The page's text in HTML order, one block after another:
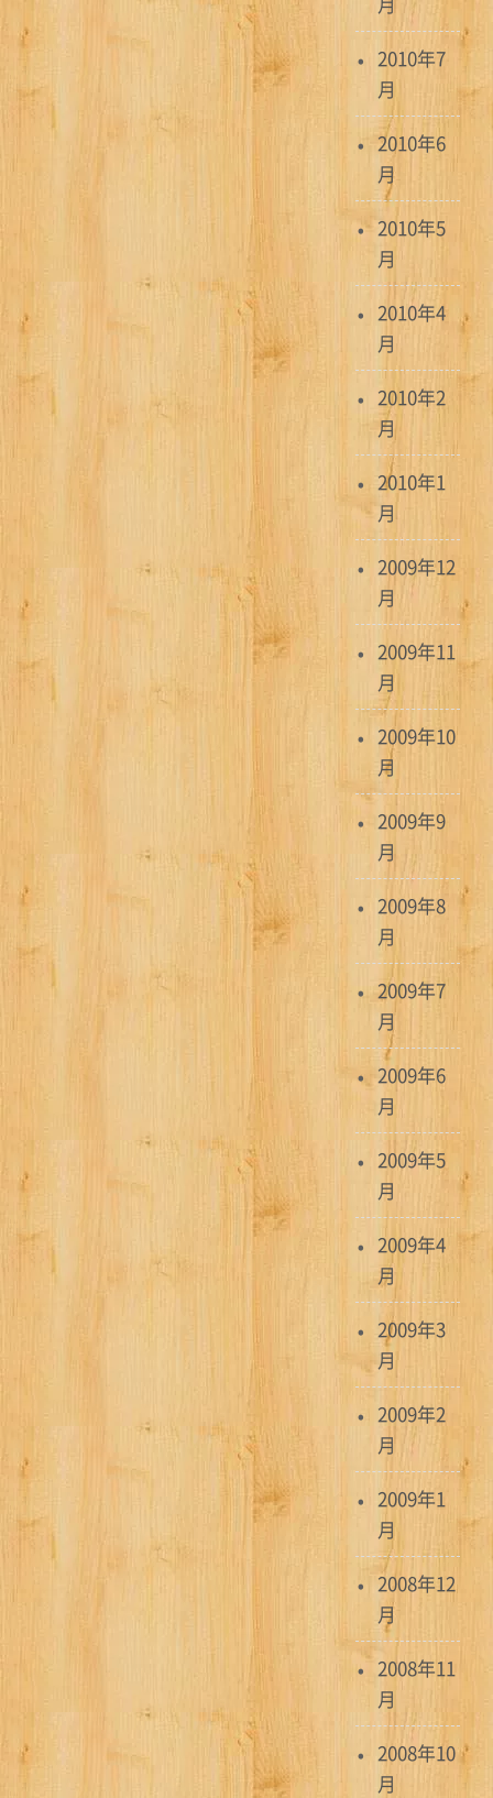
2010年7
月
2010年6
月
2010年5
月
2010年4
月
2010年2
月
2010年1
月
2009年12
月
2009年11
月
2009年10
月
2009年9
月
2009年8
月
2009年7
月
2009年6
月
2009年5
月
2009年4
月
2009年3
月
2009年2
月
2009年1
月
2008年12
月
2008年11
月
2008年10
月